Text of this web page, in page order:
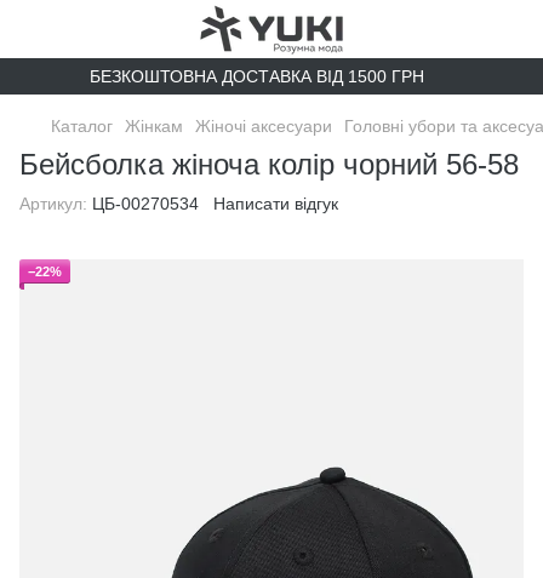
БЕЗКОШТОВНА ДОСТАВКА ВІД 1500 ГРН
Каталог Жінкам Жіночі аксесуари Головні убори та
Бейсболка жіноча колір чорний 56-58
Артикул: ЦБ-00270534 Написати відгук
−22%